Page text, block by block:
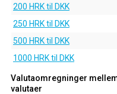
200 HRK til DKK
250 HRK til DKK
500 HRK til DKK
1000 HRK til DKK
Valutaomregninger
valutaer